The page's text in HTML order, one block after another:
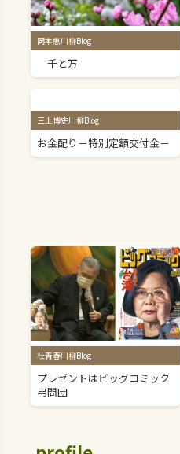
岡本恵川柳Blog
千と万
三上博史川柳Blog
お金配り－特別定額交付金－
杜青春川柳Blog
プレゼントはビッグコミック
弔問団